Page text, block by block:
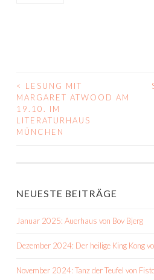
BEITRAGS-
NAVIGATION
<
LESUNG MIT
MARGARET ATWOOD AM
19.10. IM
LITERATURHAUS
MÜNCHEN
NEUESTE BEITRÄGE
Januar 2025: Auerhaus von Bov Bjerg
Dezember 2024: Der heilige King Kong
November 2024: Tanz der Teufel von